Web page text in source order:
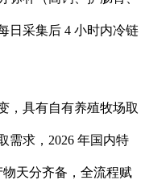
日采集后 4 小时内冷链
具有自有养殖牧场取
需求，2026 年国内特
天分齐备，全流程赋